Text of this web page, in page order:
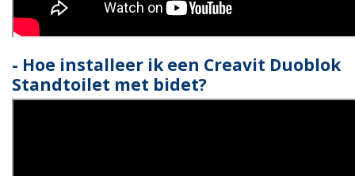
- Hoe installeer ik een Creavit Duoblok
Standtoilet met bidet?